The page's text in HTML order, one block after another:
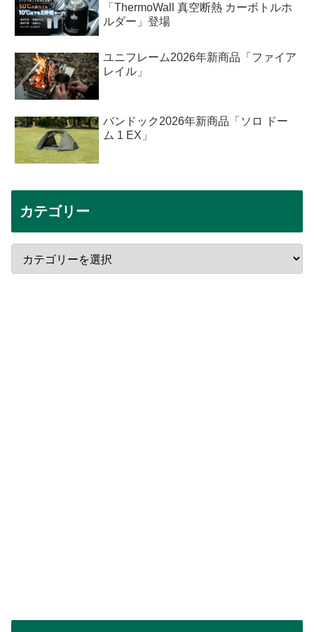
「ThermoWall 真空断熱 カーボトルホ
ルダー」登場
ユニフレーム2026年新商品「ファイア
レイル」
バンドック2026年新商品「ソロ ドー
ム 1 EX」
カテゴリー